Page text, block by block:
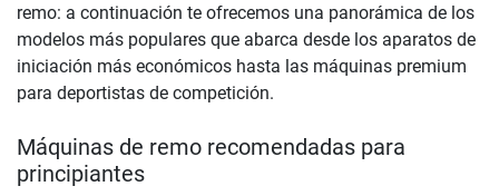
remo: a continuación te ofrecemos una panorámica de los
modelos más populares que abarca desde los aparatos de
iniciación más económicos hasta las máquinas premium
para deportistas de competición.
Máquinas de remo recomendadas para
principiantes